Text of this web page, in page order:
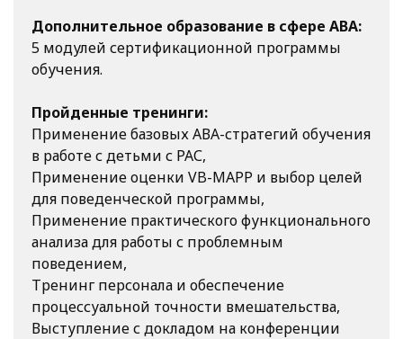
Дополнительное образование в сфере АВА:
5 модулей сертификационной программы
обучения.
Пройденные тренинги:
Применение базовых АВА-стратегий обучения
в работе с детьми с РАС,
Применение оценки VB-MAPP и выбор целей
для поведенческой программы,
Применение практического функционального
анализа для работы с проблемным
поведением,
Тренинг персонала и обеспечение
процессуальной точности вмешательства,
Выступление с докладом на конференции